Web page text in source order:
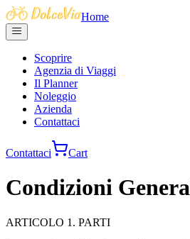
Home
Scoprire
Agenzia di Viaggi
Il Planner
Noleggio
Azienda
Contattaci
Contattaci Cart
Condizioni
ARTICOLO 1. PARTI